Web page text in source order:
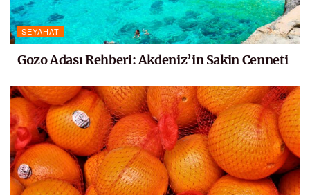
SEYAHAT
Gozo Adası Rehberi: Akdeniz’in Sakin Cenneti